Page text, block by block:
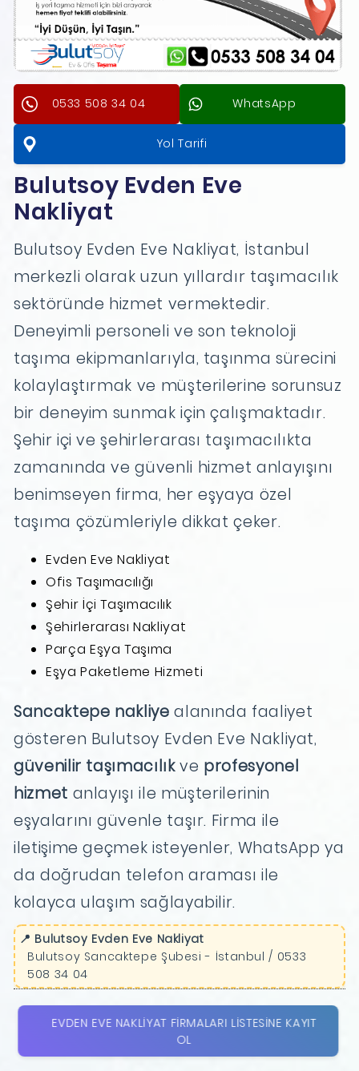
0533 508 34 04 WhatsApp
Yol Tarifi
Bulutsoy Evden Eve
Nakliyat
Bulutsoy Evden Eve Nakliyat, İstanbul
merkezli olarak uzun yıllardır taşımacılık
sektöründe hizmet vermektedir.
Deneyimli personeli ve son teknoloji
taşıma ekipmanlarıyla, taşınma sürecini
kolaylaştırmak ve müşterilerine sorunsuz
bir deneyim sunmak için çalışmaktadır.
Şehir içi ve şehirlerarası taşımacılıkta
zamanında ve güvenli hizmet anlayışını
benimseyen firma, her eşyaya özel
taşıma çözümleriyle dikkat çeker.
Evden Eve Nakliyat
Ofis Taşımacılığı
Şehir İçi Taşımacılık
Şehirlerarası Nakliyat
Parça Eşya Taşıma
Eşya Paketleme Hizmeti
Sancaktepe nakliye alanında faaliyet
gösteren Bulutsoy Evden Eve Nakliyat,
güvenilir taşımacılıkve profesyonel
hizmet anlayışı ile müşterilerinin
eşyalarını güvenle taşır. Firma ile
iletişime geçmek isteyenler, WhatsApp ya
da doğrudan telefon araması ile
kolayca ulaşım sağlayabilir.
📍 Bulutsoy Evden Eve Nakliyat
Bulutsoy Sancaktepe Şubesi - İstanbul / 0533
508 34 04
EVDEN EVE NAKLIYAT FIRMALARI LISTESINE KAYIT
OL